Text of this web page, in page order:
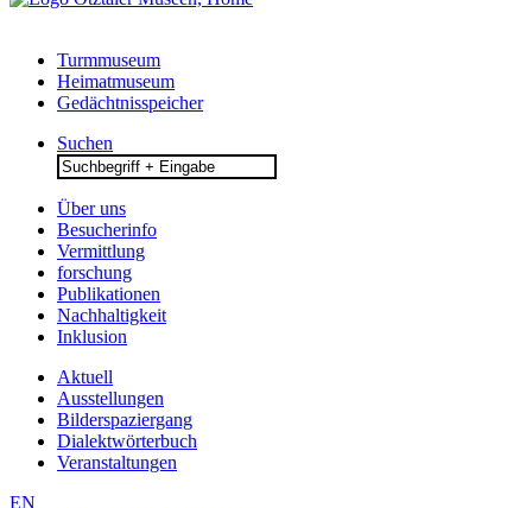
Turmmuseum
Heimatmuseum
Gedächtnisspeicher
Suchen
Search
for:
Über uns
Besucherinfo
Vermittlung
forschung
Publikationen
Nachhaltigkeit
Inklusion
Aktuell
Ausstellungen
Bilderspaziergang
Dialektwörterbuch
Veranstaltungen
EN